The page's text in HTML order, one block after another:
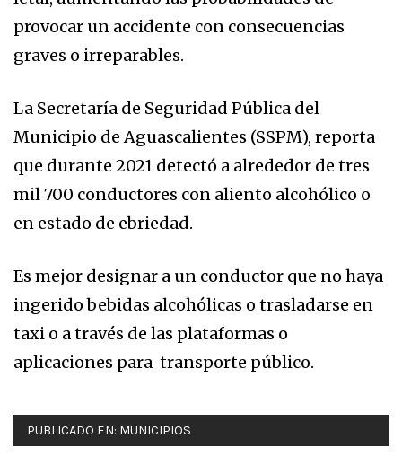
provocar un accidente con consecuencias
graves o irreparables.
La Secretaría de Seguridad Pública del
Municipio de Aguascalientes (SSPM), reporta
que durante 2021 detectó a alrededor de tres
mil 700 conductores con aliento alcohólico o
en estado de ebriedad.
Es mejor designar a un conductor que no haya
ingerido bebidas alcohólicas o trasladarse en
taxi o a través de las plataformas o
aplicaciones para transporte público.
PUBLICADO EN: MUNICIPIOS